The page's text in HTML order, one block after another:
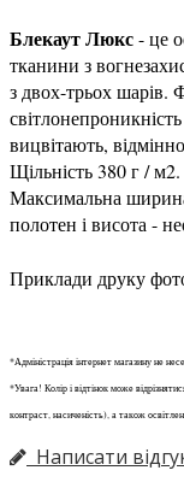
Блекаут Люкс- це
тканини з
з двох-трьох шарів.
вицвітають,
Щільність 380 г /
Максимальна
полотен і висота -
Приклади друку
*Адміністрація інтернет магазину не
*Увага! Колір і відтінок може
контраст, насиченість), а також
Написати